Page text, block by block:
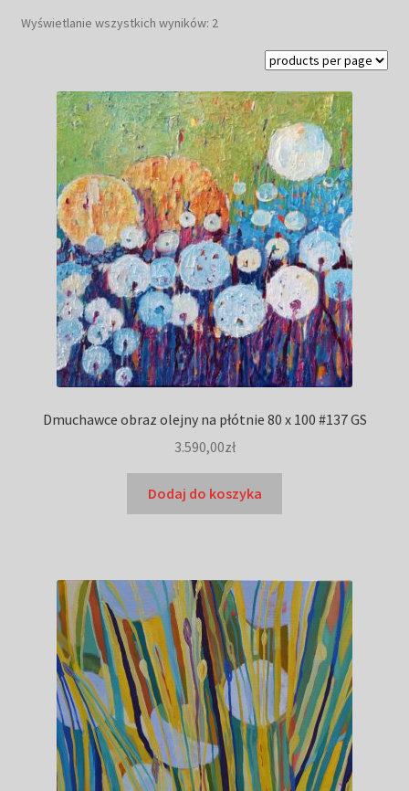
Obrazy abstrakcyjne
Tarot
Wabi sabi
Aukcja
O mnie
Rozwiń
menu
potomne
GalleryStore
Wyświetlanie wszystkich wyników: 2Posortowane
najnowszych
Dmuchawce obraz olejny na płótnie 80 x 100 #137 GS
3.590,00zł
Dodaj do koszyka